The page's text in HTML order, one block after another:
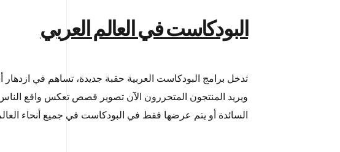
البودكاست في العالم العربي
تدخل برامج البودكاست العربية حقبة جديدة، تساهم في
ويريد المنتجون المتحررون الآن تصوير قصص تعكس واقع
السائدة أو يتم عرضها فقط في البودكاست في جميع أنحاء